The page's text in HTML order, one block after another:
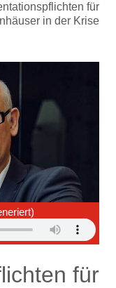
für
in der Krise
für